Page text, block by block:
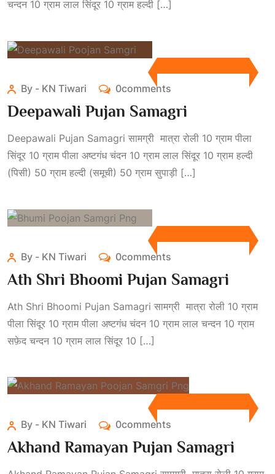
चन्दन 10 ग्राम लाल सिंदूर 10 ग्राम हल्दी […]
By - KN Tiwari 0comments
Deepawali Pujan Samagri
Deepawali Pujan Samagri सामग्री मात्रा रोली 10 ग्राम पीला
सिंदूर 10 ग्राम पीला अष्टगंध चंदन 10 ग्राम लाल सिंदूर 10 ग्राम हल्दी
(पिसी) 50 ग्राम हल्दी (समूची) 50 ग्राम सुपाड़ी […]
By - KN Tiwari 0comments
Ath Shri Bhoomi Pujan Samagri
Ath Shri Bhoomi Pujan Samagri सामग्री मात्रा रोली 10 ग्राम
पीला सिंदूर 10 ग्राम पीला अष्टगंध चंदन 10 ग्राम लाल चन्दन 10 ग्राम
सफ़ेद चन्दन 10 ग्राम लाल सिंदूर 10 […]
By - KN Tiwari 0comments
Akhand Ramayan Pujan Samagri